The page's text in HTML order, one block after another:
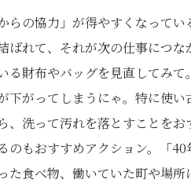
らの協力」が得やすくなって
ばれて、それが次の仕事につ
る財布やバッグを見直してみ
下がってしまうにゃ。特に使
、洗って汚れを落とすことを
のもおすすめアクション。「
た食べ物、働いていた町や場